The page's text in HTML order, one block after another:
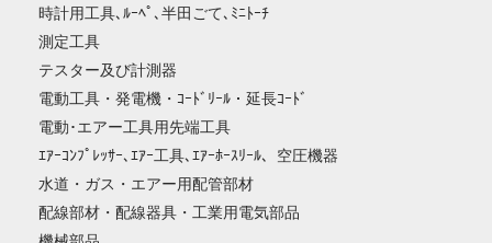
時計用工具､ﾙｰﾍﾟ､半田ごて､ﾐﾆﾄｰﾁ
測定工具
テスター及び計測器
電動工具・発電機・ｺｰﾄﾞﾘｰﾙ・延長ｺｰﾄﾞ
電動･エアー工具用先端工具
ｴｱｰｺﾝﾌﾟﾚｯｻｰ､ｴｱｰ工具､ｴｱｰﾎｰｽﾘｰﾙ、空圧機器
水道・ガス・エアー用配管部材
配線部材・配線器具・工業用電気部品